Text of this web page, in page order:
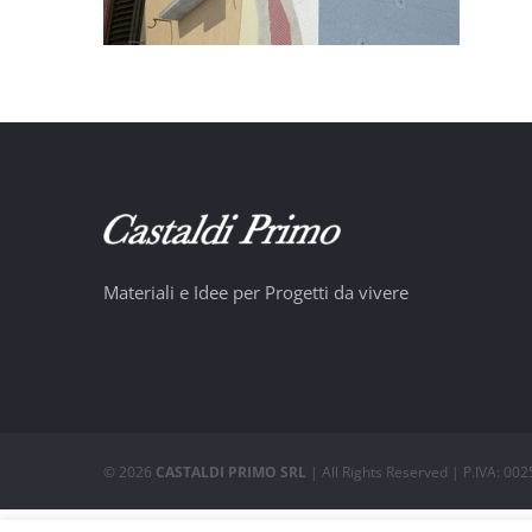
Materiali e Idee per Progetti da vivere
© 2026 CASTALDI PRIMO SRL | All Rights Reserved | P.IVA: